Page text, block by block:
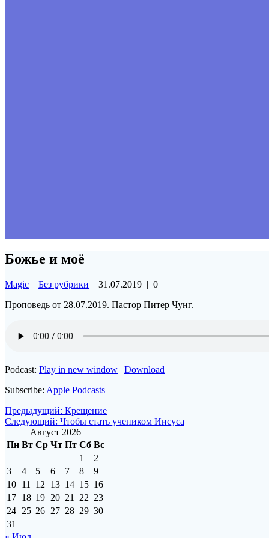
Божье и моё
Magic Без рубрики 31.07.2019 | 0
Проповедь от 28.07.2019. Пастор Питер Чунг.
Podcast: Play in new window | Download
Subscribe: Apple Podcasts
Навигация
по
записям
Предыдущий: Предыдущая
запись:
Крещение
Следующий: Следующая
запись:
Чтобы стать учеником Иисуса
Август 2026
Пн Вт Ср Чт Пт Сб Вс
1
2
3
4 5 6 7 8
9
10 11 12 13 14 15 16
17 18 19 20 21 22 23
24 25 26 27 28 29 30
31